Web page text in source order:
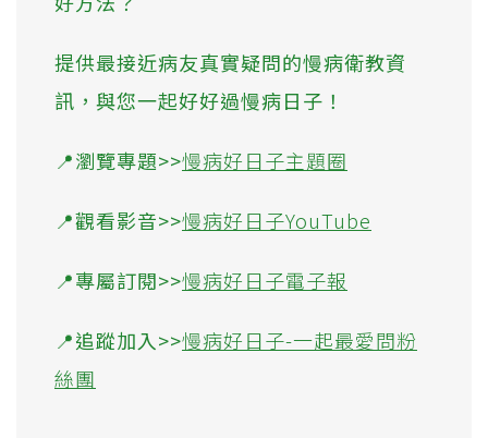
提供最接近病友真實疑問的慢病衛教資
訊，與您一起好好過慢病日子！
📍瀏覽專題>>慢病好日子主題圈
📍觀看影音>>慢病好日子YouTube
📍專屬訂閱>>慢病好日子電子報
📍追蹤加入>>慢病好日子-一起最愛問粉
絲團